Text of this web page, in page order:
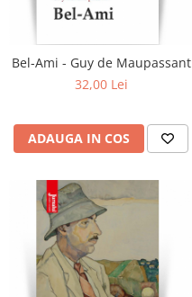
Bel-Ami - Guy de Maupassant
32,00 Lei
ADAUGA IN COS